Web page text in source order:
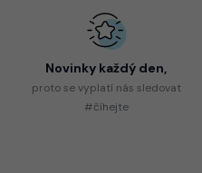
Novinky každý den,
protose vyplatí nás sledovat
#číhejte